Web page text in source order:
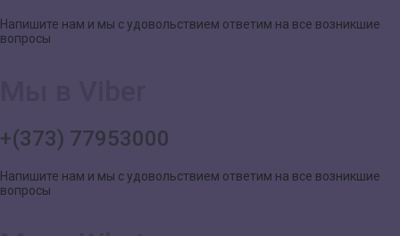
Напишите нам и мы с удовольствием ответим на все возникшие
вопросы
+(373) 77953000
Напишите нам и мы с удовольствием ответим на все возникшие
вопросы